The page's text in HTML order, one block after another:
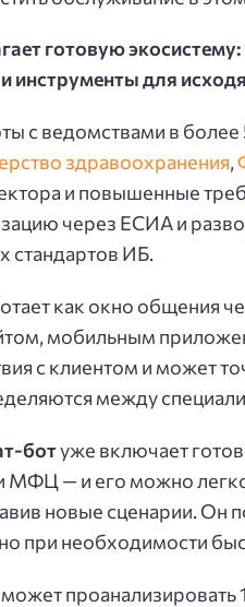
готовую
инструменты для
с ведомствами в
здравоохранения,
и повышенные
через ЕСИА и
стандартов ИБ.
как окно общения
мобильным
с клиентом и может
между
ботуже включает
МФЦ — и его можно
новые сценарии. Он
при необходимости